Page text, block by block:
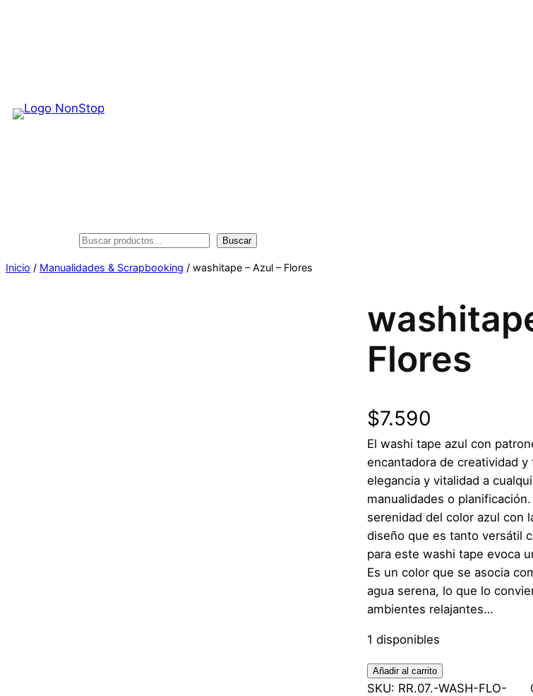
Buscar Buscar
Inicio / Manualidades & Scrapbooking / washitape – Azul – Flores
Flores
$7.590
El washi tape azul con
encantadora de creatividad
elegancia y vitalidad a
manualidades o
serenidad del color azul con
diseño que es tanto versátil
para este washi tape evoca
Es un color que se asocia
agua serena, lo que lo
ambientes relajantes…
1 disponibles
w
a
Añadir al carrito
SKU: RR.07.-WASH-FLO-